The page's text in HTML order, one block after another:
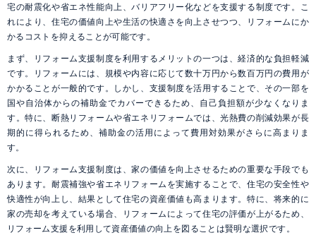
宅の耐震化や省エネ性能向上、バリアフリー化などを支援する制度です。こ
れにより、住宅の価値向上や生活の快適さを向上させつつ、リフォームにか
かるコストを抑えることが可能です。
まず、リフォーム支援制度を利用するメリットの一つは、経済的な負担軽減
です。リフォームには、規模や内容に応じて数十万円から数百万円の費用が
かかることが一般的です。しかし、支援制度を活用することで、その一部を
国や自治体からの補助金でカバーできるため、自己負担額が少なくなりま
す。特に、断熱リフォームや省エネリフォームでは、光熱費の削減効果が長
期的に得られるため、補助金の活用によって費用対効果がさらに高まりま
す。
次に、リフォーム支援制度は、家の価値を向上させるための重要な手段でも
あります。耐震補強や省エネリフォームを実施することで、住宅の安全性や
快適性が向上し、結果として住宅の資産価値も高まります。特に、将来的に
家の売却を考えている場合、リフォームによって住宅の評価が上がるため、
リフォーム支援を利用して資産価値の向上を図ることは賢明な選択です。